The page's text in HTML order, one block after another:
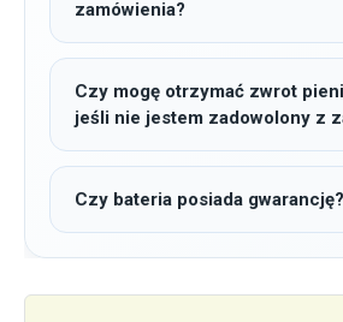
zamówienia?
Czy mogę otrzymać zwrot
jeśli nie jestem zadowolony z
Czy bateria posiada gwarancję?